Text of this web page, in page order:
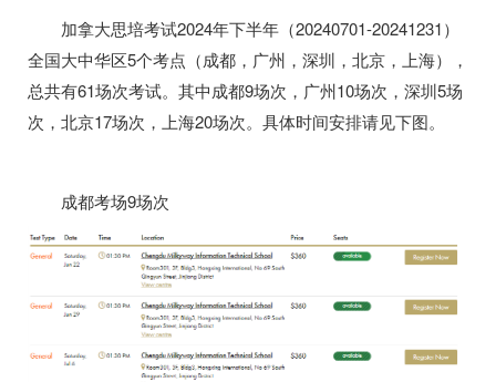
加拿大思培考试2024年下半年（20240701-20241231）
全国大中华区5个考点（成都，广州，深圳，北京，上海），
总共有61场次考试。其中成都9场次，广州10场次，深圳5场
次，北京17场次，上海20场次。具体时间安排请见下图。
成都考场9场次